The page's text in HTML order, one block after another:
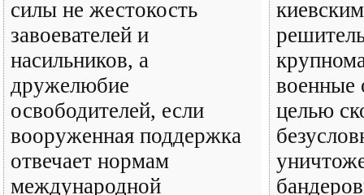
силы не жестокость
завоевателей и
насильников, а
дружелюбие
освободителей, если
вооруженная поддержка
отвечает нормам
международной
военные
целью